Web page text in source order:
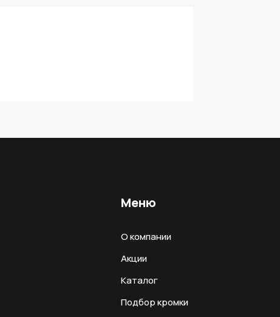
Меню
О компании
Акции
Каталог
Подбор кромки